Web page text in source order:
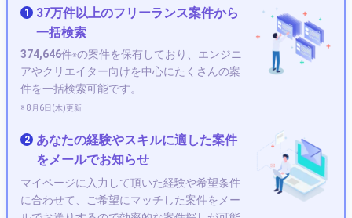
将来性
PMO
アプリケーションエンジニア
Kotlin
iOS
HTML
Android
サーバーエンジニア
データベースエンジニア
VBA CSS
Swift
SAPコンサルタント
R言語
CE（カスタマーエンジニア）
COBOL
Google Cloud Platform
C言語
学習
イラストレーター
ゲーム デザイナー
開発
Webディレクター
ポートフォリオ
Photoshop
1
37万件以上のフリーランス案件から
一括検索
374,646件※の案件を保有しており、エンジニ
アやクリエイター向けを中心にたくさんの案
件を一括検索可能です。
※ 8月6日(木)更新
2
あなたの経験やスキルに適した案件
をメールでお知らせ
マイページに入力して頂いた経験や希望条件
に合わせて、ご希望にマッチした案件をメー